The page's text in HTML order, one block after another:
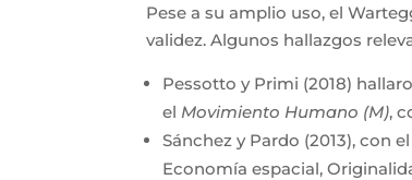
Pese a su amplio uso, el
validez. Algunos hallazgos
Pessotto y Primi (2018)
el Movimiento Humano (M),
Sánchez y Pardo (2013), con
Economía espacial,